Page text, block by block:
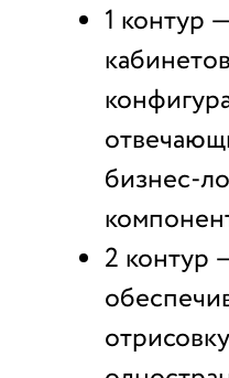
1 контур
бизнес-
2 контур